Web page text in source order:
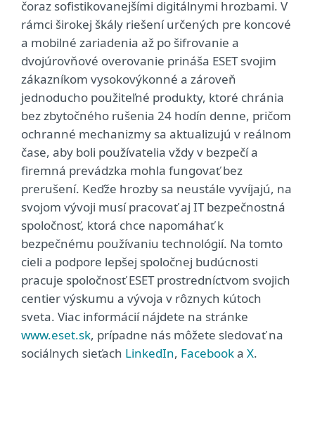
čoraz sofistikovanejšími digitálnymi hrozbami. V
rámci širokej škály riešení určených pre koncové
a mobilné zariadenia až po šifrovanie a
dvojúrovňové overovanie prináša ESET svojim
zákazníkom vysokovýkonné a zároveň
jednoducho použiteľné produkty, ktoré chránia
bez zbytočného rušenia 24 hodín denne, pričom
ochranné mechanizmy sa aktualizujú v reálnom
čase, aby boli používatelia vždy v bezpečí a
firemná prevádzka mohla fungovať bez
prerušení. Keďže hrozby sa neustále vyvíjajú, na
svojom vývoji musí pracovať aj IT bezpečnostná
spoločnosť, ktorá chce napomáhať k
bezpečnému používaniu technológií. Na tomto
cieli a podpore lepšej spoločnej budúcnosti
pracuje spoločnosť ESET prostredníctvom svojich
centier výskumu a vývoja v rôznych kútoch
sveta. Viac informácií nájdete na stránke
www.eset.sk, prípadne nás môžete sledovať na
sociálnych sieťach LinkedIn, Facebooka X.